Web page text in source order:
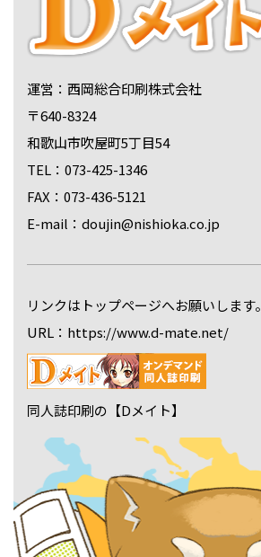
運営：西岡総合印刷株式会社
〒640-8324
和歌山市吹屋町5丁目54
TEL：073-425-1346
FAX：073-436-5121
E-mail：doujin@nishioka.co.jp
リンクはトップページへお願いします。
URL：https://www.d-mate.net/
同人誌印刷の【Dメイト】